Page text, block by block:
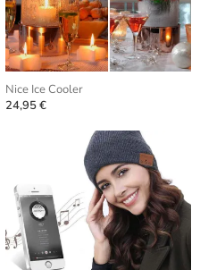
Nice Ice Cooler
24,95 €